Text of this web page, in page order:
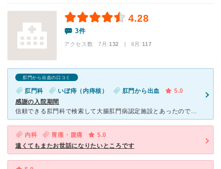
4.28
3件
アクセス数 7月:132 | 6月:117
肛門から出血の口コミ
肛門科 いぼ痔（内痔核） 肛門から出血
5.0
感謝の入院期間
信頼できる肛門科で検索して大腸肛門病認定施設とあったのでこの病院にお世話になることにしました。院長先生は少し強面の方ですが説明も話し方もすごく的確でお優しい方でした。看護師さんも事務の方も皆さん親切な
内科 胃痛・腹痛
5.0
遠くてもまたお世話になりたいところです